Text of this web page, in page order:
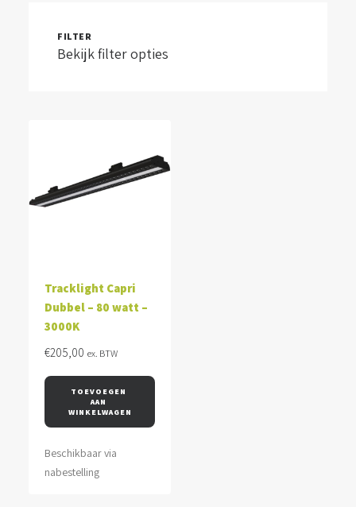
FILTER
Bekijk filter opties
Tracklight Capri
Dubbel – 80 watt –
3000K
€205,00 ex. BTW
TOEVOEGEN
AAN
WINKELWAGEN
Beschikbaar via
nabestelling